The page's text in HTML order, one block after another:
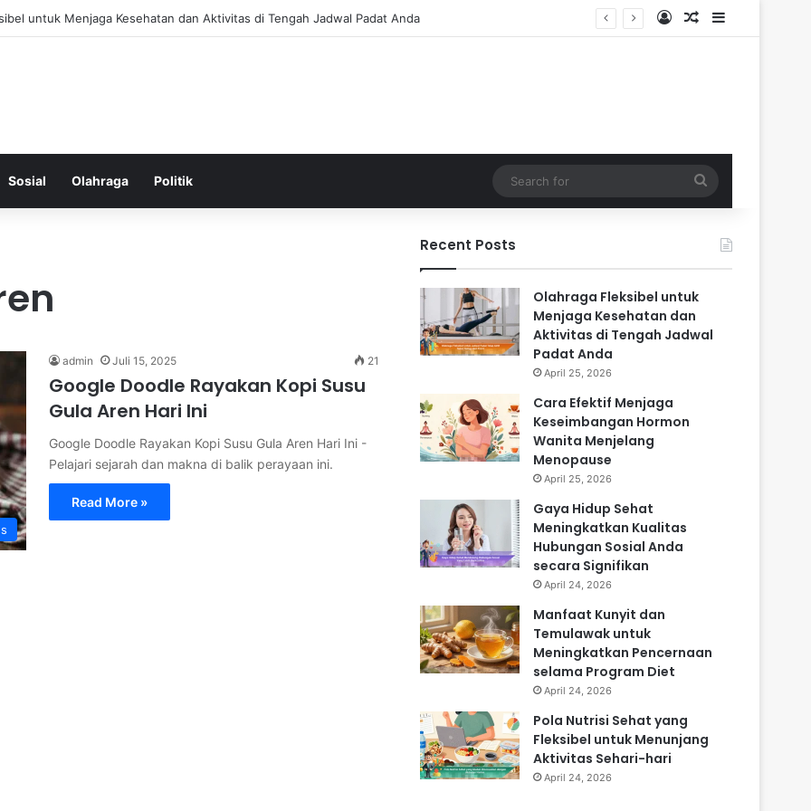
Keseimbangan Hormon Wanita Menjelang Menopause Log InRandom Article
Sidebar
Sosial Olahraga Politik
for
admin Juli 15, 2025 21
Google Doodle Rayakan Kopi Susu
Gula Aren Hari Ini
Google Doodle Rayakan Kopi Susu Gula Aren Hari Ini -
Pelajari sejarah dan makna di balik perayaan ini.
Read More »
Recent Posts
Olahraga Fleksibel untuk
Menjaga Kesehatan dan
Aktivitas di Tengah Jadwal
Padat Anda
April 25, 2026
Cara Efektif Menjaga
Keseimbangan Hormon
Wanita Menjelang
Menopause
April 25, 2026
Gaya Hidup Sehat
Meningkatkan Kualitas
Hubungan Sosial Anda
secara Signifikan
April 24, 2026
Manfaat Kunyit dan
Temulawak untuk
Meningkatkan Pencernaan
selama Program Diet
April 24, 2026
Pola Nutrisi Sehat yang
Fleksibel untuk Menunjang
Aktivitas Sehari-hari
April 24, 2026